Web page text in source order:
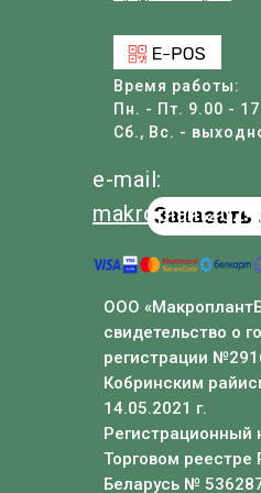
Время работы:
Пн. - Пт. 9.00 -
Сб., Вс. -
ООО
свидетельство о
регистрации
Кобринским
14.05.2021 г.
Регистрационный
Торговом реестре
Беларусь №
Заказать
e-mail:
makroplant2024